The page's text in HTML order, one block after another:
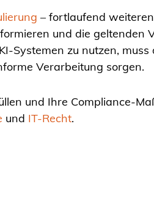
– fortlaufend
und die geltenden
Systemen zu nutzen,
Verarbeitung sorgen.
und Ihre Compliance-
und IT-Recht.